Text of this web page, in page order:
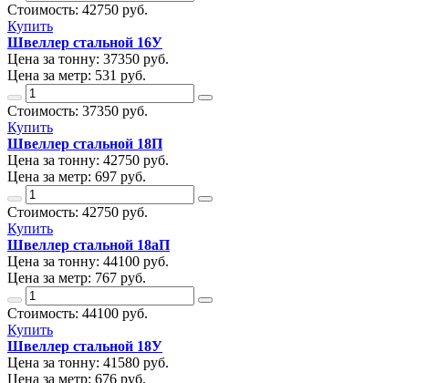
Стоимость: 42750 руб.
Купить
Швеллер стальной 16У
Цена за тонну: 37350 руб.
Цена за метр: 531 руб.
Стоимость: 37350 руб.
Купить
Швеллер стальной 18П
Цена за тонну: 42750 руб.
Цена за метр: 697 руб.
Стоимость: 42750 руб.
Купить
Швеллер стальной 18аП
Цена за тонну: 44100 руб.
Цена за метр: 767 руб.
Стоимость: 44100 руб.
Купить
Швеллер стальной 18У
Цена за тонну: 41580 руб.
Цена за метр: 676 руб.